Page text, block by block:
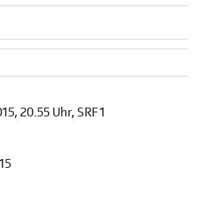
20.55 Uhr, SRF 1